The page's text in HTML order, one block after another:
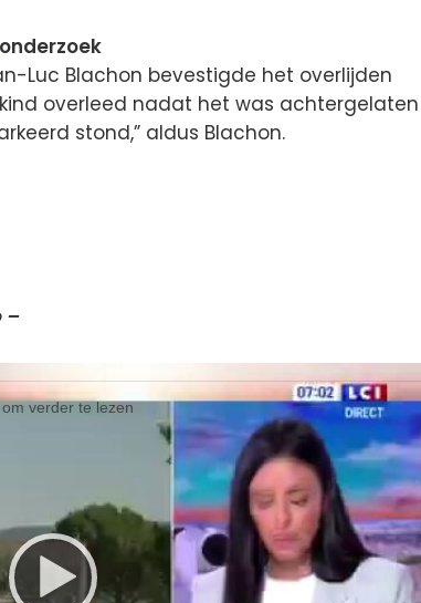
onderzoek
Luc Blachon bevestigde het overlijden
overleed nadat het was achtergelaten
stond,” aldus Blachon.
–
verder te lezen